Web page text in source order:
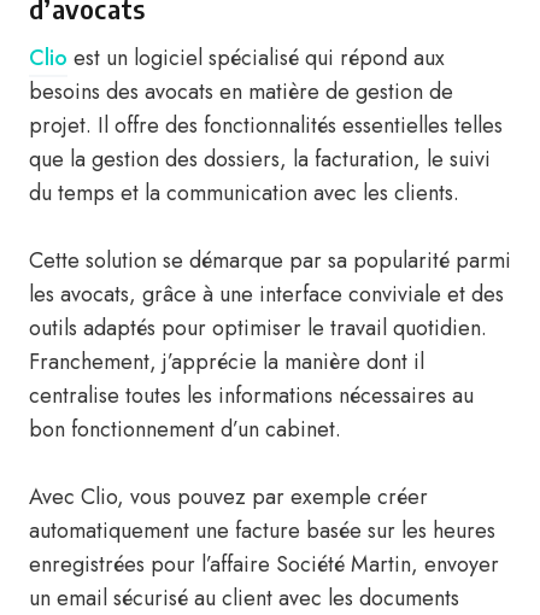
d’avocats
Clio est un logiciel spécialisé qui répond aux
besoins des avocats en matière de gestion de
projet. Il offre des fonctionnalités essentielles telles
que la gestion des dossiers, la facturation, le suivi
du temps et la communication avec les clients.
Cette solution se démarque par sa popularité parmi
les avocats, grâce à une interface conviviale et des
outils adaptés pour optimiser le travail quotidien.
Franchement, j’apprécie la manière dont il
centralise toutes les informations nécessaires au
bon fonctionnement d’un cabinet.
Avec Clio, vous pouvez par exemple créer
automatiquement une facture basée sur les heures
enregistrées pour l’affaire Société Martin, envoyer
un email sécurisé au client avec les documents